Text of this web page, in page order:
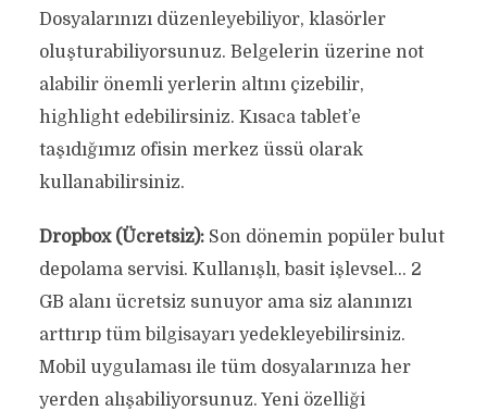
Dosyalarınızı düzenleyebiliyor, klasörler
oluşturabiliyorsunuz. Belgelerin üzerine not
alabilir önemli yerlerin altını çizebilir,
highlight edebilirsiniz. Kısaca tablet’e
taşıdığımız ofisin merkez üssü olarak
kullanabilirsiniz.
Dropbox (Ücretsiz):Son dönemin popüler bulut
depolama servisi. Kullanışlı, basit işlevsel… 2
GB alanı ücretsiz sunuyor ama siz alanınızı
arttırıp tüm bilgisayarı yedekleyebilirsiniz.
Mobil uygulaması ile tüm dosyalarınıza her
yerden alışabiliyorsunuz. Yeni özelliği